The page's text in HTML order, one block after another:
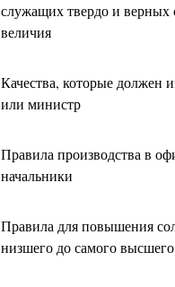
служащих твердо и верных
величия
Качества, которые должен
или министр
Правила производства в
начальники
Правила для повышения
низшего до самого высшего